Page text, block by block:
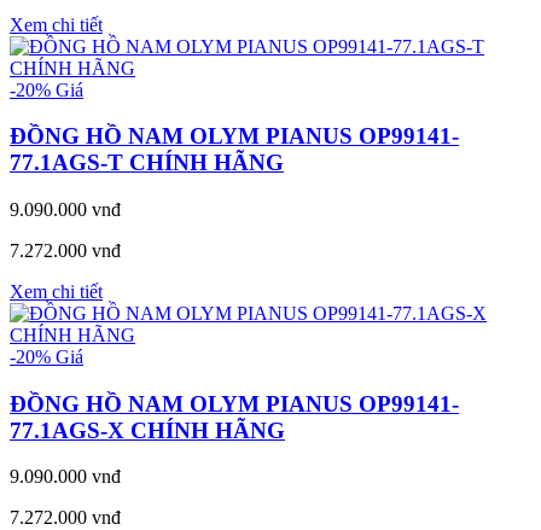
Xem chi tiết
-20% Giá
ĐỒNG HỒ NAM OLYM PIANUS OP99141-
77.1AGS-T CHÍNH HÃNG
9.090.000 vnđ
7.272.000 vnđ
Xem chi tiết
-20% Giá
ĐỒNG HỒ NAM OLYM PIANUS OP99141-
77.1AGS-X CHÍNH HÃNG
9.090.000 vnđ
7.272.000 vnđ